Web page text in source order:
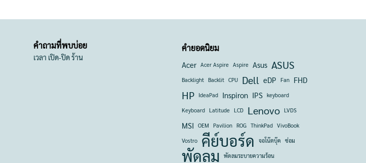
คำถามที่พบบ่อย
เวลา เปิด-ปิด ร้าน
คำยอดนิยม
Acer Acer Aspire Aspire Asus ASUS
Backlight Backlit CPU Dell eDP Fan FHD
HP IdeaPad Inspiron IPS keyboard
Keyboard Latitude LCD Lenovo LVDS
MSI OEM Pavilion ROG ThinkPad VivoBook
Vostro
คีย์บอร์ด จอโน๊ตบุ๊ค ซ่อม
พัดลม พัดลมระบายความร้อน